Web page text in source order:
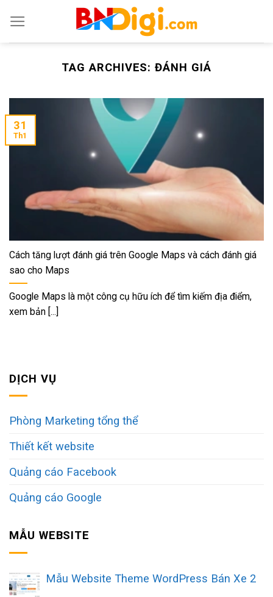
content
TAG ARCHIVES:ĐÁNH GIÁ
Cách tăng lượt đánh giá trên Google Maps và cách đánh giá
sao cho Maps
Google Maps là một công cụ hữu ích để tìm kiếm địa điểm,
xem bản [...]
31
Th1
DỊCH VỤ
Phòng Marketing tổng thể
Thiết kết website
Quảng cáo Facebook
Quảng cáo Google
MẪU WEBSITE
Mẫu Website Theme WordPress Bán Xe 2